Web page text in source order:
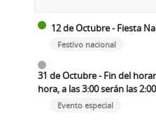
12 de Octubre - Fiesta
Festivo nacional
31 de Octubre - Fin del
hora, a las 3:00 serán las
Evento especial